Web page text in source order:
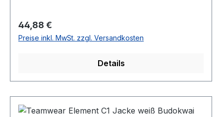
Regulärer Preis:
44,88 €
Preise inkl. MwSt. zzgl. Versandkosten
Details